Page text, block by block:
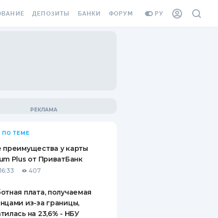
РУ
ВИНЬЕТКА
СОТРУДНИКОВ
ОТ
СЛУЧАЕВ
ДЕПОЗИТЫ
ВОПРОСЫ И ОТВЕТЫ
ПУТЕВОДИТЕЛИ ПО
БАНКИ ФОРУМ
ПО ТЕМЕ
преимущества у карты
Plus от ПриватБанк
407
плата, получаемая
из-за границы,
на 23,6% - НБУ